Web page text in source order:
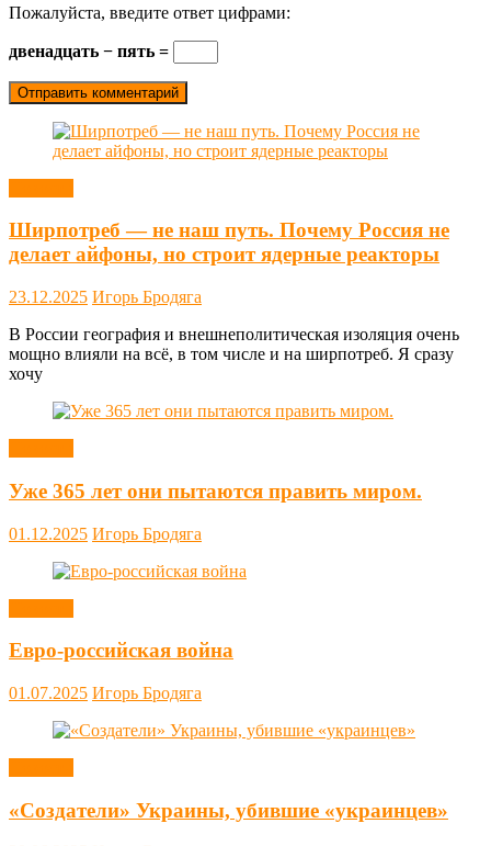
Пожалуйста, введите ответ цифрами:
двенадцать − пять =
Ширпотреб — не наш путь. Почему Россия не
делает айфоны, но строит ядерные реакторы
23.12.2025 Игорь Бродяга
В России география и внешнеполитическая изоляция очень
мощно влияли на всё, в том числе и на ширпотреб. Я сразу
хочу
Уже 365 лет они пытаются править миром.
01.12.2025 Игорь Бродяга
Евро-российская война
01.07.2025 Игорь Бродяга
«Создатели» Украины, убившие «украинцев»